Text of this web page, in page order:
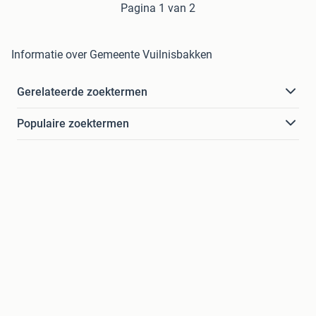
Pagina 1 van 2
Informatie over Gemeente Vuilnisbakken
Gerelateerde zoektermen
Populaire zoektermen